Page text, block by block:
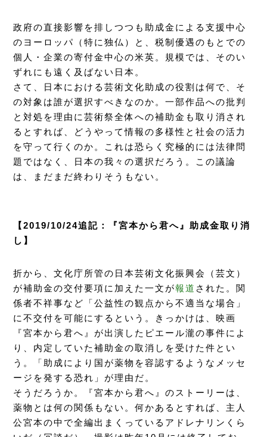
政府の直接影響を排しつつも助成金による支援中心
のヨーロッパ（特に独仏）と、税制優遇のもとでの
個人・企業の寄付金中心の米英。規模では、そのい
ずれにも遠く及ばない日本。
さて、日本における芸術文化助成の役割は何で、そ
の対象は誰が選択すべきなのか。一部作品への批判
と対処を理由に芸術祭全体への補助金も取り消され
るとすれば、どうやって情報の多様性と社会の活力
を守って行くのか。これは恐らく究極的には法律問
題ではなく、日本の我々の選択だろう。この議論
は、まだまだ終わりそうもない。
【2019/10/24追記：『宮本から君へ』助成金取り消
し】
折から、文化庁所管の日本芸術文化振興会（芸文）
が補助金の交付要項に加えた一文が報道 された。関
係者不祥事など「公益性の観点から不適当な場合」
に不交付を可能にするという。きっかけは、映画
『宮本から君へ』が出演したピエール瀧の事件によ
り、内定していた補助金の取消しを受けた件とい
う。「助成により国が薬物を容認するようなメッセ
ージを発する恐れ」が理由だ。
そうだろうか。『宮本から君へ』のストーリーは、
薬物とは何の関係もない。何かあるとすれば、主人
公宮本の中で全編出まくっているアドレナリンくら